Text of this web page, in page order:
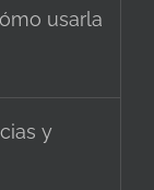
usarla
y